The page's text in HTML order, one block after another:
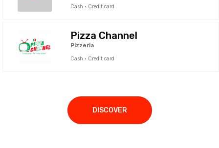
Cash · Credit card
Pizza Channel
Pizzeria
Cash · Credit card
DISCOVER